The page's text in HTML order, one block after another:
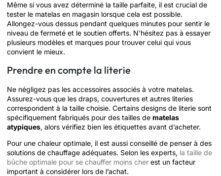
Même si vous avez déterminé la taille parfaite, il est crucial de
tester le matelas en magasin lorsque cela est possible.
Allongez-vous dessus pendant quelques minutes pour sentir le
niveau de fermeté et le soutien offerts. N’hésitez pas à essayer
plusieurs modèles et marques pour trouver celui qui vous
convient le mieux.
Prendre en compte la literie
Ne négligez pas les accessoires associés à votre matelas.
Assurez-vous que les draps, couvertures et autres literies
correspondent à la taille choisie. Certains designs de literie sont
spécifiquement fabriqués pour des tailles de matelas
atypiques, alors vérifiez bien les étiquettes avant d’acheter.
Pour une chaleur optimale, il est aussi conseillé de penser à des
solutions de chauffage adéquates. Selon les experts, la taille de
bûche optimale pour se chauffer moins cher est un facteur
important à considérer lors de l’achat.